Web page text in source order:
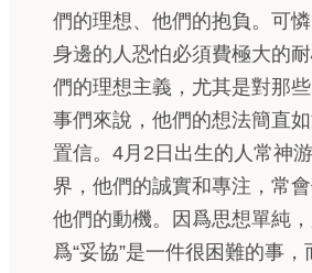
們的理想、他們的抱負。可
身邊的人恐怕必須費極大的
們的理想主義，尤其是對那
事們來說，他們的想法簡直
置信。4月2日出生的人常神
界，他們的誠實和專注，常
他們的動機。因爲思想單純
爲“妥協”是一件很困難的事